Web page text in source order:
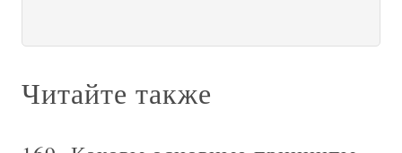
Читайте также